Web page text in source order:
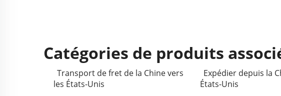
Catégories de produits
Transport de fret de la Chine vers
les États-Unis
Expédier depuis la
États-Unis